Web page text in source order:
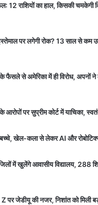
12 राशियों का हाल, किसकी चमकेगी
पर लगेगी रोक? 13 साल से कम
फैसले से अमेरिका में ही विरोध, अपनों ने
आरोपों पर सुप्रीम कोर्ट में याचिका,
खेल-कला से लेकर AI और
में खुलेंगे आवासीय विद्यालय, 288
पर जेडीयू की नजर, निशांत को मिली